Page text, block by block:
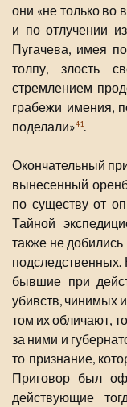
они «не только во
и по отлучении
Пугачева, имея
толпу, злость
стремлением
грабежи имения,
поделали»41.
Окончательный
вынесенный
по существу от
Тайной
также не
подследственных.
бывшие при
убивств, чинимых
том их обличают,
за ними и
то признание,
Приговор был
действующие